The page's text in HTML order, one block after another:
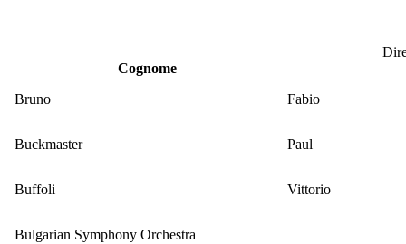
Cognome
Bruno
Fabio
Buckmaster Paul
Buffoli Vittorio
Bulgarian Symphony Orchestra